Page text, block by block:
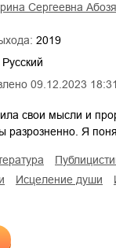
09.12.2023 18:31
Сергеевна
2019
Русский
свои мысли и
разрозненно. Я
исцеление души